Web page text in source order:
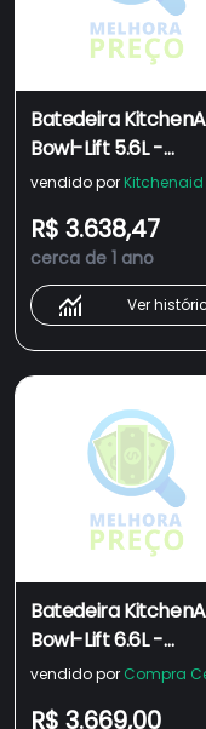
Batedeira
Bowl-Lift 5.6L -
KEC56AV
vendido por Kitchenaid
R$ 3.638,47
cerca de 1 ano
Ver
Batedeira
Bowl-Lift 6.6L -
KEC66AV
vendido por Compra
R$ 3.669,00